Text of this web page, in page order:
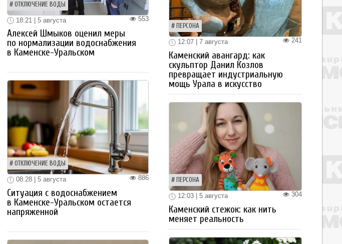
ОТКЛЮЧЕНИЕ ВОДЫ
553
18:21 | 5 августа
Алексей Шмыков оценил меры
по нормализации водоснабжения
в Каменске-Уральском
ОТКЛЮЧЕНИЕ ВОДЫ
886
08:28 | 5 августа
Ситуация с водоснабжением
в Каменске-Уральском остается
напряженной
ПЕРСОНА
241
12:07 | 7 августа
Каменский авангард: как
скульптор Данил Козлов
превращает индустриальную
мощь Урала в искусство
ПЕРСОНА
304
12:03 | 5 августа
Каменский стежок: как нить
меняет реальность